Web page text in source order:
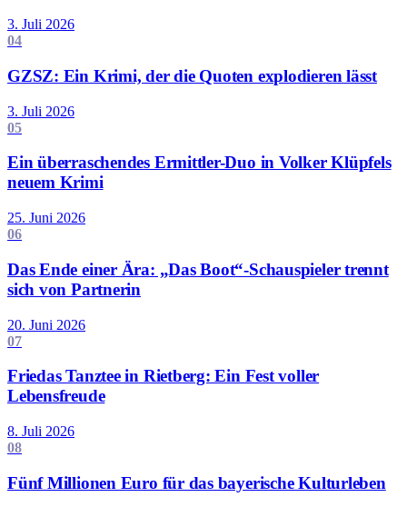
3. Juli 2026
04
GZSZ: Ein Krimi, der die Quoten explodieren lässt
3. Juli 2026
05
Ein überraschendes Ermittler-Duo in Volker Klüpfels
neuem Krimi
25. Juni 2026
06
Das Ende einer Ära: „Das Boot“-Schauspieler trennt
sich von Partnerin
20. Juni 2026
07
Friedas Tanztee in Rietberg: Ein Fest voller
Lebensfreude
8. Juli 2026
08
Fünf Millionen Euro für das bayerische Kulturleben